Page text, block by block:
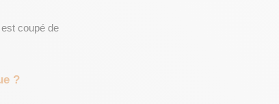
est coupé de
?